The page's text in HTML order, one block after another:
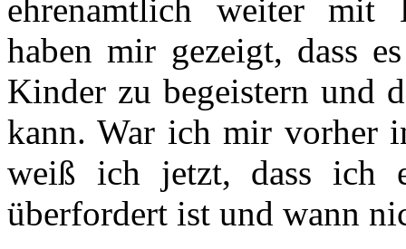
ehrenamtlich weiter mit
haben mir gezeigt, dass
Kinder zu begeistern und
kann. War ich mir vorher
weiß ich jetzt, dass ich
überfordert ist und wann